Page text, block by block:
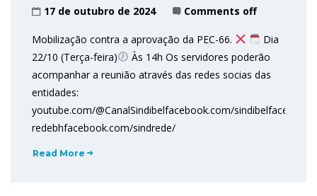
17 de outubro de 2024 Comments off
Mobilização contra a aprovação da PEC-66.
Dia
22/10 (Terça-feira)
Às 14h Os servidores poderão
acompanhar a reunião através das redes socias das
entidades:
youtube.com/@CanalSindibelfacebook.com/
redebhfacebook.com/sindrede/
Read More